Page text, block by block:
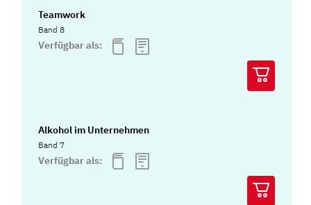
Teamwork
Band 8
Verfügbar als:
Alkohol im Unternehmen
Band 7
Verfügbar als: